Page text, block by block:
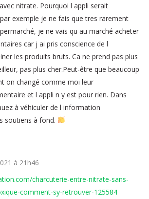
nitrate. Pourquoi l appli serait
exemple je ne fais que tres rarement
je ne vais qu au marché acheter
car j ai pris conscience de l
les produits bruts. Ca ne prend pas plus
pas plus cher.Peut-être que beaucoup
on changé comme moi leur
et l appli n y est pour rien. Dans
à véhiculer de l information
soutiens à fond.
à 21h46
charcuterie-entre-nitrate-sans-
comment-sy-retrouver-125584